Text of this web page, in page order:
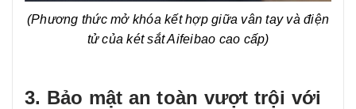
(Phương thức mở khóa kết hợp giữa vân tay và điện
tử của két sắt Aifeibao cao cấp)
3. Bảo mật an toàn vượt trội với